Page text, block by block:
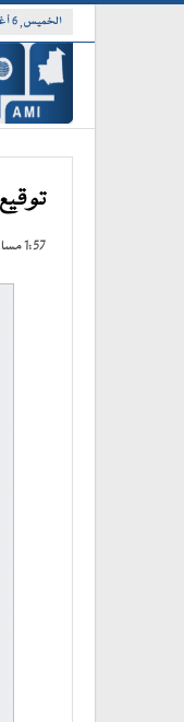
الخميس, 6 أغسطس 2026
1:57 مساءً | 13 مارس 2017